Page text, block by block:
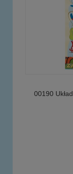
00190